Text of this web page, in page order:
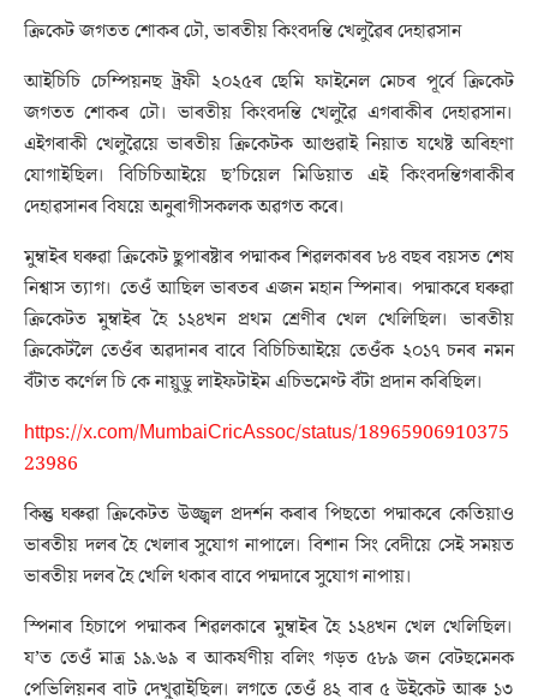
ক্ৰিকেট জগতত শোকৰ ঢৌ, ভাৰতীয় কিংবদন্তি খেলুৱৈৰ দেহাৱসান
আইচিচি চেম্পিয়নছ ট্ৰফী ২০২৫ৰ ছেমি ফাইনেল মেচৰ পূৰ্বে ক্ৰিকেট
জগতত শোকৰ ঢৌ। ভাৰতীয় কিংবদন্তি খেলুৱৈ এগৰাকীৰ দেহাৱসান।
এইগৰাকী খেলুৱৈয়ে ভাৰতীয় ক্ৰিকেটক আগুৱাই নিয়াত যথেষ্ট অৰিহণা
যোগাইছিল। বিচিচিআইয়ে ছ’চিয়েল মিডিয়াত এই কিংবদন্তিগৰাকীৰ
দেহাৱসানৰ বিষয়ে অনুৰাগীসকলক অৱগত কৰে।
মুম্বাইৰ ঘৰুৱা ক্ৰিকেট ছুপাৰষ্টাৰ পদ্মাকৰ শিৱলকাৰৰ ৮৪ বছৰ বয়সত শেষ
নিশ্বাস ত্যাগ। তেওঁ আছিল ভাৰতৰ এজন মহান স্পিনাৰ। পদ্মাকৰে ঘৰুৱা
ক্ৰিকেটত মুম্বাইৰ হৈ ১২৪খন প্ৰথম শ্ৰেণীৰ খেল খেলিছিল। ভাৰতীয়
ক্ৰিকেটলৈ তেওঁৰ অৱদানৰ বাবে বিচিচিআইয়ে তেওঁক ২০১৭ চনৰ নমন
বঁটাত কৰ্ণেল চি কে নায়ুডু লাইফটাইম এচিভমেণ্ট বঁটা প্ৰদান কৰিছিল।
https://x.com/MumbaiCricAssoc/status/18965906910375
23986
কিন্তু ঘৰুৱা ক্ৰিকেটত উজ্জ্বল প্ৰদৰ্শন কৰাৰ পিছতো পদ্মাকৰে কেতিয়াও
ভাৰতীয় দলৰ হৈ খেলাৰ সুযোগ নাপালে। বিশান সিং বেদীয়ে সেই সময়ত
ভাৰতীয় দলৰ হৈ খেলি থকাৰ বাবে পদ্মদাৰে সুযোগ নাপায়।
স্পিনাৰ হিচাপে পদ্মাকৰ শিৱলকাৰে মুম্বাইৰ হৈ ১২৪খন খেল খেলিছিল।
য’ত তেওঁ মাত্ৰ ১৯.৬৯ ৰ আকৰ্ষণীয় বলিং গড়ত ৫৮৯ জন বেটছমেনক
পেভিলিয়নৰ বাট দেখুৱাইছিল। লগতে তেওঁ ৪২ বাৰ ৫ উইকেট আৰু ১৩